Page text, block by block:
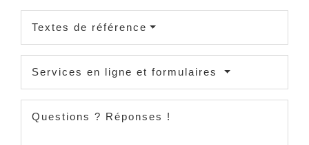
Textes de référence
Services en ligne et formulaires
Questions ? Réponses !